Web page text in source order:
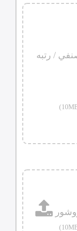
/ رتبه